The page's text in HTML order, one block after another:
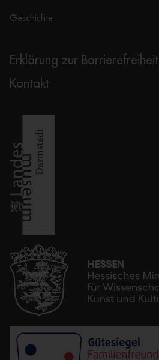
Geschichte
Erklärung zur Barrierefreiheit
Kontakt